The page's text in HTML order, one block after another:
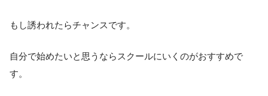
もし誘われたらチャンスです。
自分で始めたいと思うならスクールにいくのがおすすめで
す。